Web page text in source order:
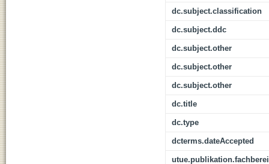
dc.subject.classification
dc.subject.ddc
dc.subject.other
dc.subject.other
dc.subject.other
dc.title
dc.type
dcterms.dateAccepted